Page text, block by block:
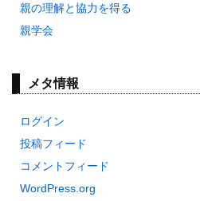
親の理解と協力を得る
親学会
メタ情報
ログイン
投稿フィード
コメントフィード
WordPress.org